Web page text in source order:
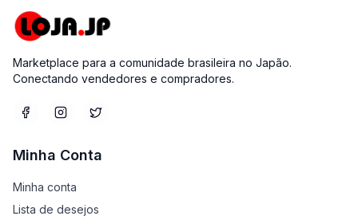
Marketplace para a comunidade brasileira no Japão.
Conectando vendedores e compradores.
Minha Conta
Minha conta
Lista de desejos